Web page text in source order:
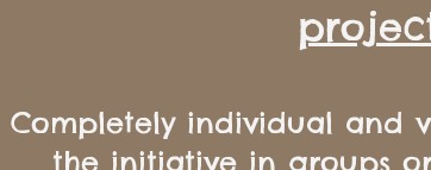
Completely individual and
the initiative in groups